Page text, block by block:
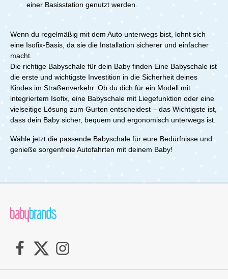
einer Basisstation genutzt werden.
Wenn du regelmäßig mit dem Auto unterwegs bist, lohnt sich
eine Isofix-Basis, da sie die Installation sicherer und einfacher
macht.
Die richtige Babyschale für dein Baby finden Eine Babyschale ist
die erste und wichtigste Investition in die Sicherheit deines
Kindes im Straßenverkehr. Ob du dich für ein Modell mit
integriertem Isofix, eine Babyschale mit Liegefunktion oder eine
vielseitige Lösung zum Gurten entscheidest – das Wichtigste ist,
dass dein Baby sicher, bequem und ergonomisch unterwegs ist.
Wähle jetzt die passende Babyschale für eure Bedürfnisse und
genieße sorgenfreie Autofahrten mit deinem Baby!